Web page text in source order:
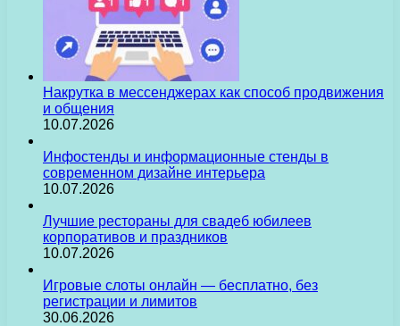
Накрутка в мессенджерах как способ продвижения
и общения
10.07.2026
Инфостенды и информационные стенды в
современном дизайне интерьера
10.07.2026
Лучшие рестораны для свадеб юбилеев
корпоративов и праздников
10.07.2026
Игровые слоты онлайн — бесплатно, без
регистрации и лимитов
30.06.2026